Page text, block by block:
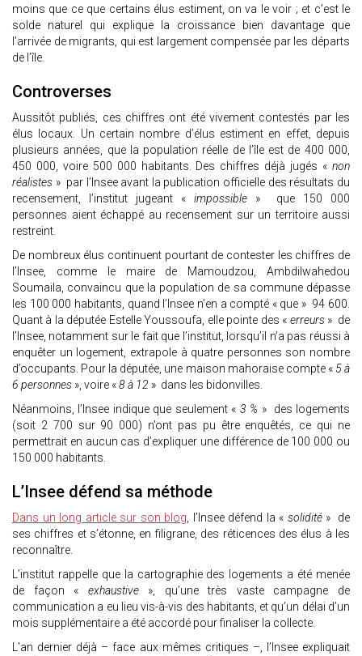
moins que ce que certains élus estiment, on va le voir ; et c’est le
solde naturel qui explique la croissance bien davantage que
l’arrivée de migrants, qui est largement compensée par les départs
de l’île.
Controverses
Aussitôt publiés, ces chiffres ont été vivement contestés par les
élus locaux. Un certain nombre d’élus estiment en effet, depuis
plusieurs années, que la population réelle de l’île est de 400 000,
450 000, voire 500 000 habitants. Des chiffres déjà jugés « non
réalistes » par l’Insee avant la publication officielle des résultats du
recensement, l’institut jugeant « impossible » que 150 000
personnes aient échappé au recensement sur un territoire aussi
restreint.
De nombreux élus continuent pourtant de contester les chiffres de
l’Insee, comme le maire de Mamoudzou, Ambdilwahedou
Soumaila, convaincu que la population de sa commune dépasse
les 100 000 habitants, quand l’Insee n’en a compté « que » 94 600.
Quant à la députée Estelle Youssoufa, elle pointe des « erreurs» de
l’Insee, notamment sur le fait que l’institut, lorsqu’il n’a pas réussi à
enquêter un logement, extrapole à quatre personnes son nombre
d’occupants. Pour la députée, une maison mahoraise compte «5 à
6 personnes », voire «8 à 12 » dans les bidonvilles.
Néanmoins, l’Insee indique que seulement « 3 % » des logements
(soit 2 700 sur 90 000) n’ont pas pu être enquêtés, ce qui ne
permettrait en aucun cas d’expliquer une différence de 100 000 ou
150 000 habitants.
L’Insee défend sa méthode
Dans un long article sur son blog, l’Insee défend la « solidité » de
ses chiffres et s’étonne, en filigrane, des réticences des élus à les
reconnaître.
L’institut rappelle que la cartographie des logements a été menée
de façon « exhaustive », qu’une très vaste campagne de
communication a eu lieu vis-à-vis des habitants, et qu’un délai d’un
mois supplémentaire a été accordé pour finaliser la collecte.
L’an dernier déjà – face aux mêmes critiques –, l’Insee expliquait